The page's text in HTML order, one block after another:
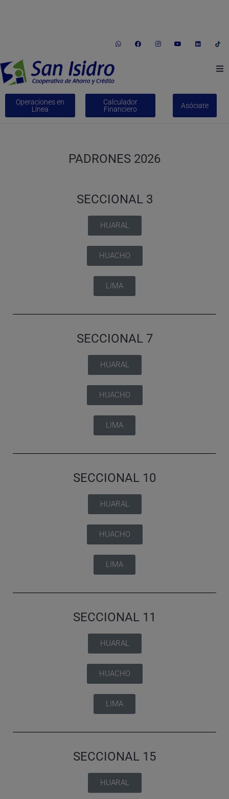
Créditos
Trabaja con nosotros
Operaciones en
Línea
Calculador
Financiero
Asóciate
PADRONES 2026
SECCIONAL 3
HUARAL
HUACHO
LIMA
SECCIONAL 7
HUARAL
HUACHO
LIMA
SECCIONAL 10
HUARAL
HUACHO
LIMA
SECCIONAL 11
HUARAL
HUACHO
LIMA
SECCIONAL 15
HUARAL